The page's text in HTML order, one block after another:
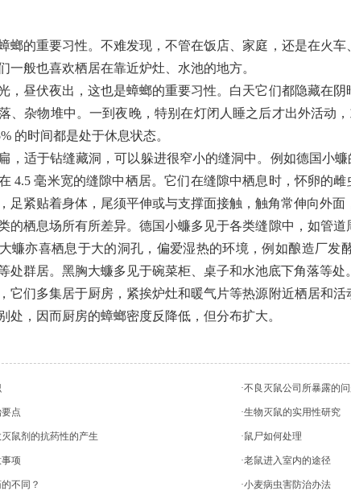
螂的重要习性。不难发现，不管在饭店、家庭，还是在火
一般也喜欢栖居在靠近炉灶、水池的地方。
昼伏夜出，这也是蟑螂的重要习性。白天它们都隐藏在阴
、杂物堆中。一到夜晚，特别在灯闭人睡之后才出外活动
的时间都是处于休息状态。
适于钻缝藏洞，可以躲进很窄小的缝洞中。例如德国小蠊
4.5 毫米宽的缝隙中栖居。它们在缝隙中栖息时，怀卵的
足紧贴着身体，尾须平伸或与支撑面接触，触角常伸向外面
栖息场所有所差异。德国小蠊多见于各类缝隙中，如管道
蠊亦喜栖息于大的洞孔，偏爱湿热的环境，例如酿造厂发
处群居。黑胸大蠊多见于碗菜柜、桌子和水池底下角落等处。
们多集居于厨房，紧挨炉灶和暖气片等热源附近栖居和活
处，因而厨房的蟑螂密度反降低，但分布扩大。
·不良灭鼠公司所暴露的
点 ·生物灭鼠的实用性研究
鼠剂的抗药性的产生 ·鼠尸如何处理
项 ·老鼠进入室内的途径
不同？ ·小麦病虫害防治办法